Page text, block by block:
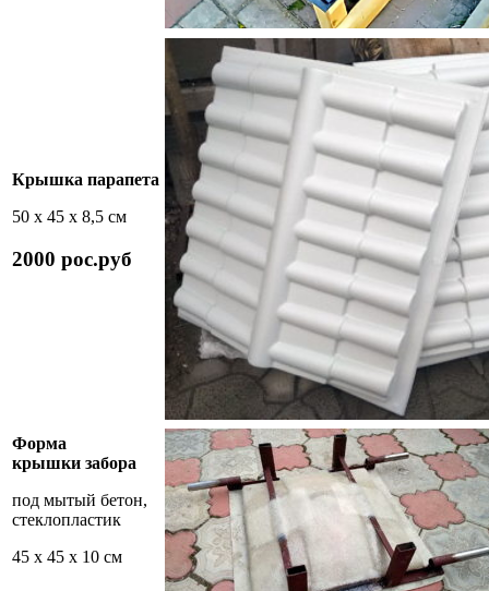
Крышка парапета
50 х 45 х 8,5 см
2000 рос.руб
Форма
крышки забора
под мытый бетон,
стеклопластик
45 х 45 х 10 см